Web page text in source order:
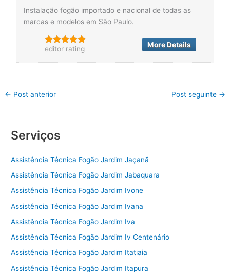
Instalação fogão importado e nacional de todas as
marcas e modelos em São Paulo.
editor rating More Details
← Post anterior Post seguinte →
Serviços
Assistência Técnica Fogão Jardim Jaçanã
Assistência Técnica Fogão Jardim Jabaquara
Assistência Técnica Fogão Jardim Ivone
Assistência Técnica Fogão Jardim Ivana
Assistência Técnica Fogão Jardim Iva
Assistência Técnica Fogão Jardim Iv Centenário
Assistência Técnica Fogão Jardim Itatiaia
Assistência Técnica Fogão Jardim Itapura